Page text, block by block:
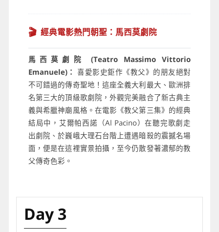
🎬 經典電影熱門朝聖：馬西莫劇院
馬西莫劇院 (Teatro Massimo Vittorio
Emanuele)： 喜愛影史鉅作《教父》的朋友絕對
不可錯過的傳奇聖地！這座全義大利最大、歐洲排
名第三大的頂級歌劇院，外觀完美融合了新古典主
義與希臘神廟風格。在電影《教父第三集》的經典
結局中，艾爾帕西諾（Al Pacino）在聽完歌劇走
出劇院、於巍峨大理石台階上遭遇暗殺的震撼名場
面，便是在這裡實景拍攝，至今仍散發著濃郁的教
父傳奇色彩。
Day 3